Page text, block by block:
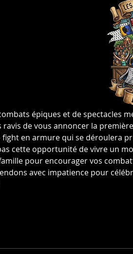
épiques et de spectacles
ravis de vous annoncer la
en armure qui se déroulera
cette opportunité de vivre un
pour encourager vos
avec impatience pour